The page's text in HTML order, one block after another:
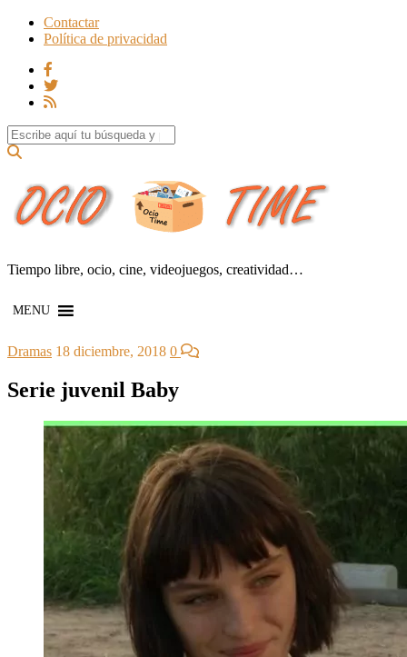
Contactar
Política de privacidad
Search for:
Tiempo libre, ocio, cine, videojuegos, creatividad…
MENU
Dramas 18 diciembre, 2018 0
Serie juvenil Baby